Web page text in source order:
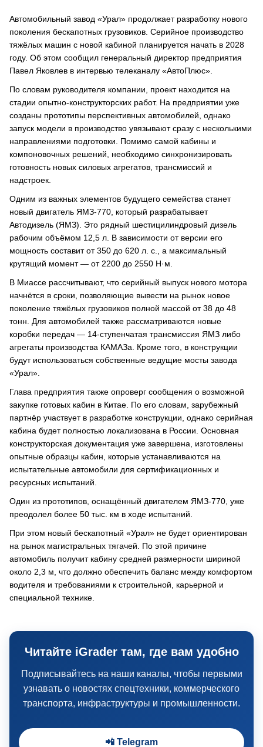
Автомобильный завод «Урал» продолжает разработку нового
поколения бескапотных грузовиков. Серийное производство
тяжёлых машин с новой кабиной планируется начать в 2028
году. Об этом сообщил генеральный директор предприятия
Павел Яковлев в интервью телеканалу «АвтоПлюс».
По словам руководителя компании, проект находится на
стадии опытно-конструкторских работ. На предприятии уже
созданы прототипы перспективных автомобилей, однако
запуск модели в производство увязывают сразу с несколькими
направлениями подготовки. Помимо самой кабины и
компоновочных решений, необходимо синхронизировать
готовность новых силовых агрегатов, трансмиссий и
надстроек.
Одним из важных элементов будущего семейства станет
новый двигатель ЯМЗ-770, который разрабатывает
Автодизель (ЯМЗ). Это рядный шестицилиндровый дизель
рабочим объёмом 12,5 л. В зависимости от версии его
мощность составит от 350 до 620 л. с., а максимальный
крутящий момент — от 2200 до 2550 Н·м.
В Миассе рассчитывают, что серийный выпуск нового мотора
начнётся в сроки, позволяющие вывести на рынок новое
поколение тяжёлых грузовиков полной массой от 38 до 48
тонн. Для автомобилей также рассматриваются новые
коробки передач — 14-ступенчатая трансмиссия ЯМЗ либо
агрегаты производства КАМАЗа. Кроме того, в конструкции
будут использоваться собственные ведущие мосты завода
«Урал».
Глава предприятия также опроверг сообщения о возможной
закупке готовых кабин в Китае. По его словам, зарубежный
партнёр участвует в разработке конструкции, однако серийная
кабина будет полностью локализована в России. Основная
конструкторская документация уже завершена, изготовлены
опытные образцы кабин, которые устанавливаются на
испытательные автомобили для сертификационных и
ресурсных испытаний.
Один из прототипов, оснащённый двигателем ЯМЗ-770, уже
преодолел более 50 тыс. км в ходе испытаний.
При этом новый бескапотный «Урал» не будет ориентирован
на рынок магистральных тягачей. По этой причине
автомобиль получит кабину средней размерности шириной
около 2,3 м, что должно обеспечить баланс между комфортом
водителя и требованиями к строительной, карьерной и
специальной технике.
Читайте iGrader там, где вам удобно
Подписывайтесь на наши каналы, чтобы первыми
узнавать о новостях спецтехники, коммерческого
транспорта, инфраструктуры и промышленности.
📲 Telegram